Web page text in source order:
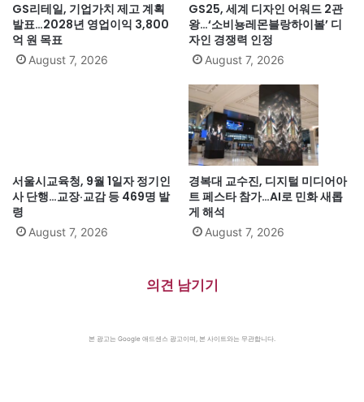
GS리테일, 기업가치 제고 계획
발표…2028년 영업이익 3,800
억 원 목표
August 7, 2026
GS25, 세계 디자인 어워드 2관
왕…‘소비뇽레몬블랑하이볼’ 디
자인 경쟁력 인정
August 7, 2026
서울시교육청, 9월 1일자 정기인
사 단행…교장·교감 등 469명 발
령
August 7, 2026
경복대 교수진, 디지털 미디어아
트 페스타 참가…AI로 민화 새롭
게 해석
August 7, 2026
의견 남기기
본 광고는 Google 애드센스 광고이며, 본 사이트와는 무관합니다.